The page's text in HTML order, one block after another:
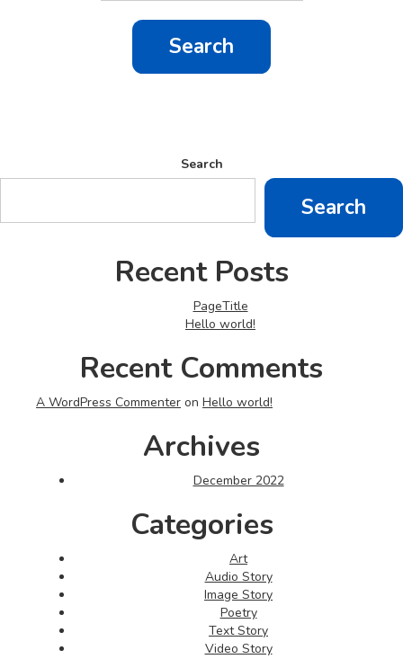
Search
Search
Recent Posts
PageTitle
Hello world!
Recent Comments
A WordPress Commenter on Hello world!
Archives
December 2022
Categories
Art
Audio Story
Image Story
Poetry
Text Story
Video Story